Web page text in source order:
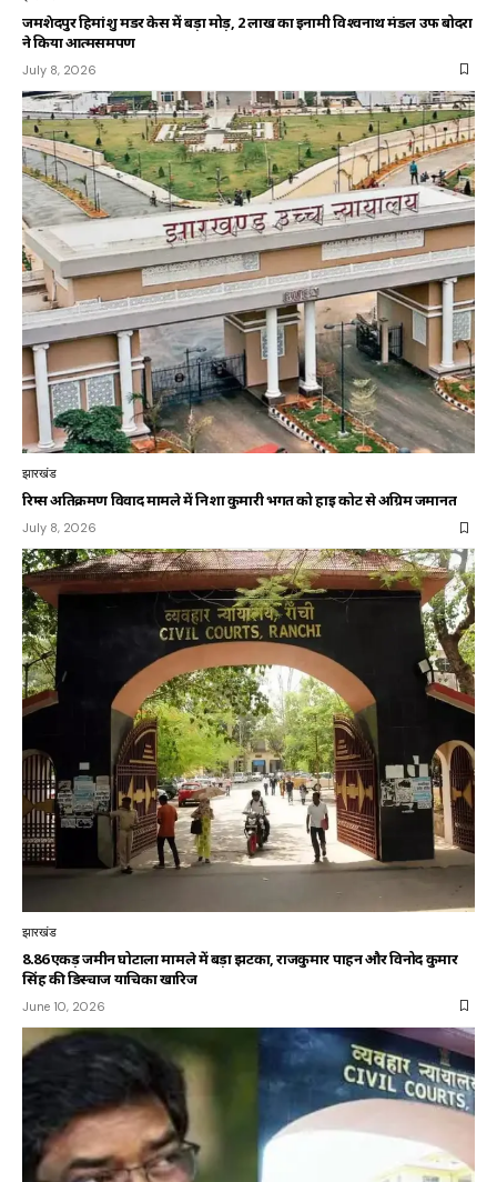
जमशेदपुर हिमांशु मर्डर केस में बड़ा मोड़, 2 लाख का इनामी विश्वनाथ मंडल उर्फ बोदरा
ने किया आत्मसमर्पण
July 8, 2026
झारखंड
रिम्स अतिक्रमण विवाद मामले में निशा कुमारी भगत को हाई कोर्ट से अग्रिम जमानत
July 8, 2026
झारखंड
8.86 एकड़ जमीन घोटाला मामले में बड़ा झटका, राजकुमार पाहन और विनोद कुमार
सिंह की डिस्चार्ज याचिका खारिज
June 10, 2026